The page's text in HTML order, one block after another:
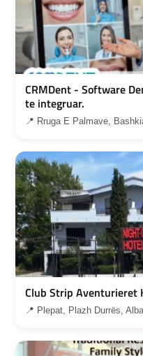
CRMDent - Software
te integruar.
📍 Rruga E Palmave,
Club Strip Aventurieret
📍 Plepat, Plazh Durrës,